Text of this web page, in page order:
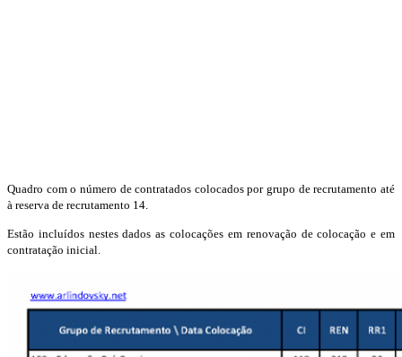
Quadro com o número de contratados colocados por grupo de recrutamento até
à reserva de recrutamento 14.
Estão incluídos nestes dados as colocações em renovação de colocação e em
contratação inicial.